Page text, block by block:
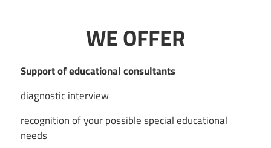
WE OFFER
Support of educational consultants
diagnostic interview
recognition of your possible special educational
needs